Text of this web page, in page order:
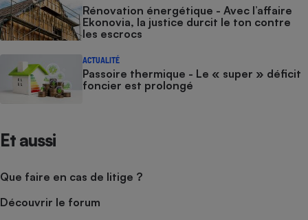
Rénovation énergétique - Avec l’affaire
Ekonovia, la justice durcit le ton contre
les escrocs
ACTUALITÉ
Passoire thermique - Le « super » déficit
foncier est prolongé
Et aussi
Que faire en cas de litige ?
Découvrir le forum